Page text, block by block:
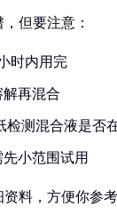
但要注意：
时内用完
再混合
检测混合液是否
小范围试用
料，方便你参